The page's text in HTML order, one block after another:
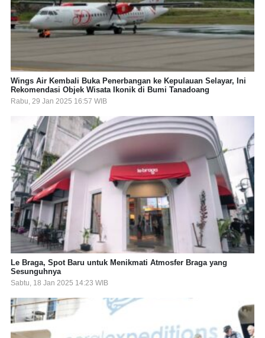
Wings Air Kembali Buka Penerbangan ke Kepulauan Selayar, Ini
Rekomendasi Objek Wisata Ikonik di Bumi Tanadoang
Rabu, 29 Jan 2025 16:57 WIB
Le Braga, Spot Baru untuk Menikmati Atmosfer Braga yang
Sesunguhnya
Sabtu, 18 Jan 2025 14:23 WIB